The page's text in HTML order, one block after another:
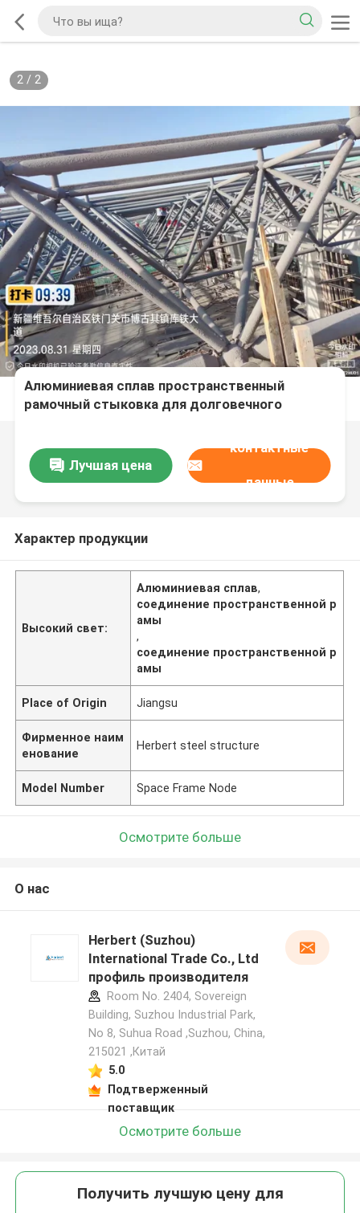
2/ 2
Алюминиевая сплав пространственный
рамочный стыковка для долговечного
Лучшая цена
контактные
данные
Характер продукции
Высокий свет:
Алюминиевая сплав,
соединение пространственной р
амы
,
соединение пространственной р
амы
Place of Origin Jiangsu
Фирменное наим
енование
Herbert steel structure
Model Number Space Frame Node
Осмотрите больше
О нас
Herbert (Suzhou)
International Trade Co., Ltd
профиль производителя
Room No. 2404, Sovereign
Building, Suzhou Industrial Park,
No 8, Suhua Road ,Suzhou, China,
215021 ,Китай
5.0
Подтверженный
поставщик
Осмотрите больше
Получить лучшую цену для